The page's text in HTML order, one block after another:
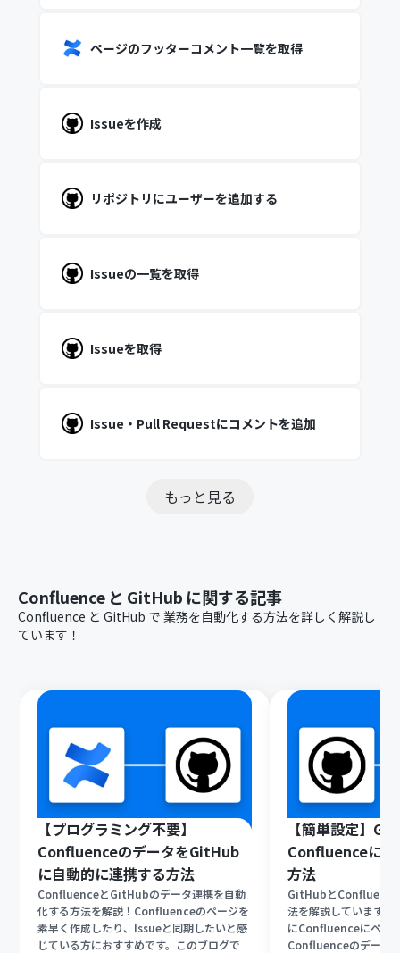
ページのフッターコメント一覧を取得
Issueを作成
リポジトリにユーザーを追加する
Issueの一覧を取得
Issueを取得
Issue・Pull Requestにコメントを追加
もっと見る
Confluence と GitHubに関する記事
Confluence と GitHub で 業務を自動化する方法を詳しく解説し
ています！
【プログラミング不要】
ConfluenceのデータをGitHub
に自動的に連携する方法
ConfluenceとGitHubのデータ連携を自動
化する方法を解説！Confluenceのページを
素早く作成したり、Issueと同期したいと感
じている方におすすめです。このブログで
【簡単設定】
Confluenceに自
方法
GitHubとConfluence
法を解説しています
にConfluenceにペー
Confluenceのデータ